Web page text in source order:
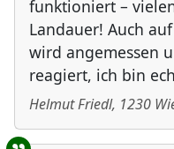
funktioniert –
Landauer! Auch
wird angemessen
reagiert, ich bin
Helmut Friedl, 1230